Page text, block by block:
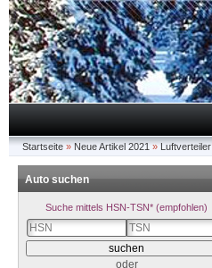
Startseite » Neue Artikel 2021 »
Auto suchen
Suche mittels HSN-TSN* (empfohlen)
oder